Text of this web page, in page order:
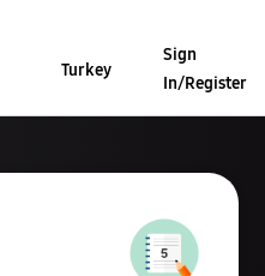
Turkey
Sign
In/Register